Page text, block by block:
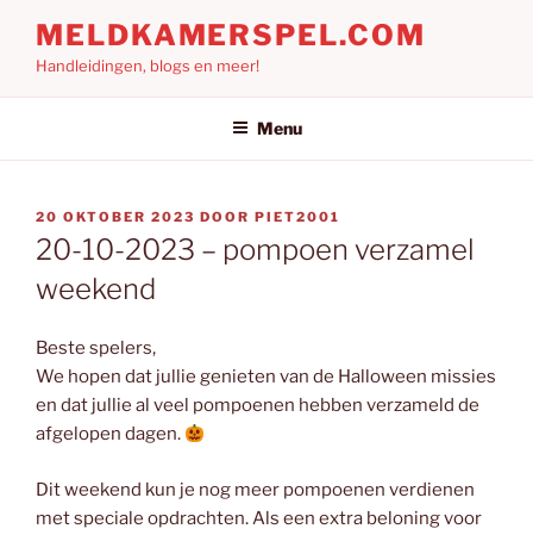
inhoud
MELDKAMERSPEL.COM
Handleidingen, blogs en meer!
Menu
GEPLAATST
OP
20 OKTOBER 2023 DOOR PIET2001
20-10-2023 – pompoen verzamel
weekend
Beste spelers,
We hopen dat jullie genieten van de Halloween missies
en dat jullie al veel pompoenen hebben verzameld de
afgelopen dagen.
Dit weekend kun je nog meer pompoenen verdienen
met speciale opdrachten. Als een extra beloning voor